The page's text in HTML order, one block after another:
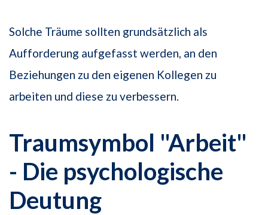
Solche Träume sollten grundsätzlich als
Aufforderung aufgefasst werden, an den
Beziehungen zu den eigenen Kollegen zu
arbeiten und diese zu verbessern.
Traumsymbol "Arbeit"
- Die psychologische
Deutung